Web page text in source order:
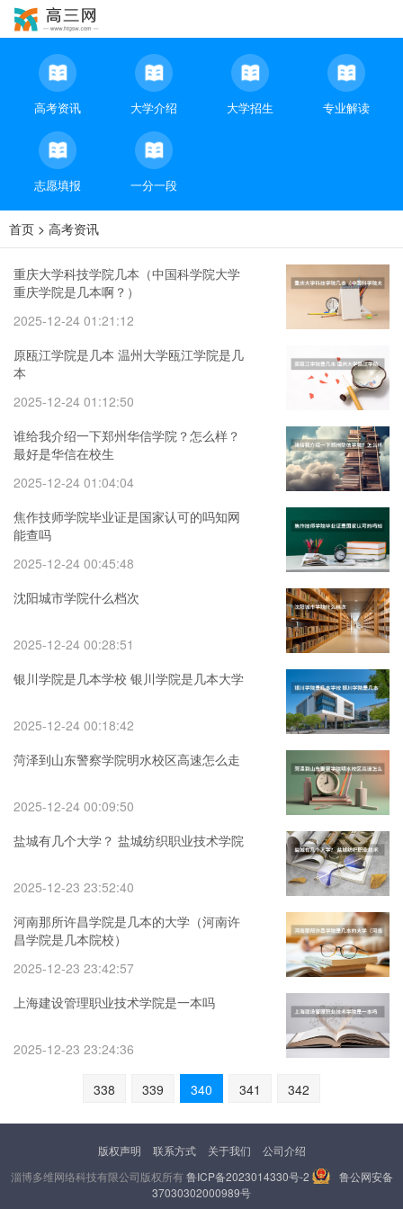
高考资讯 大学介绍 大学招生 专业解读
志愿填报 一分一段
首页 > 高考资讯
重庆大学科技学院几本（中国科学院大学
重庆学院是几本啊？）
2025-12-24 01:21:12
原瓯江学院是几本 温州大学瓯江学院是几
本
2025-12-24 01:12:50
谁给我介绍一下郑州华信学院？怎么样？
最好是华信在校生
2025-12-24 01:04:04
焦作技师学院毕业证是国家认可的吗知网
能查吗
2025-12-24 00:45:48
沈阳城市学院什么档次
2025-12-24 00:28:51
银川学院是几本学校 银川学院是几本大学
2025-12-24 00:18:42
菏泽到山东警察学院明水校区高速怎么走
2025-12-24 00:09:50
盐城有几个大学？ 盐城纺织职业技术学院
2025-12-23 23:52:40
河南那所许昌学院是几本的大学（河南许
昌学院是几本院校）
2025-12-23 23:42:57
上海建设管理职业技术学院是一本吗
2025-12-23 23:24:36
338 339 340 341 342
版权声明 联系方式 关于我们
公司介绍
淄博多维网络科技有限公司版权所有鲁ICP备2023014330号-2
鲁公网安备
37030302000989号